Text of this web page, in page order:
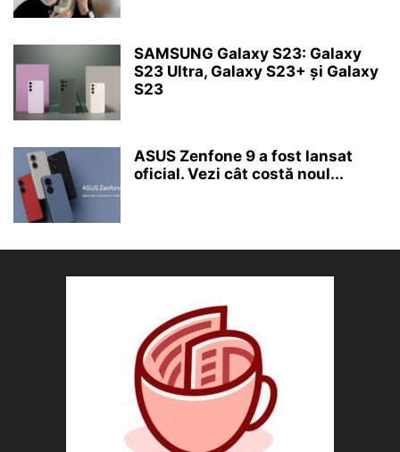
SAMSUNG Galaxy S23: Galaxy
S23 Ultra, Galaxy S23+ și Galaxy
S23
ASUS Zenfone 9 a fost lansat
oficial. Vezi cât costă noul...